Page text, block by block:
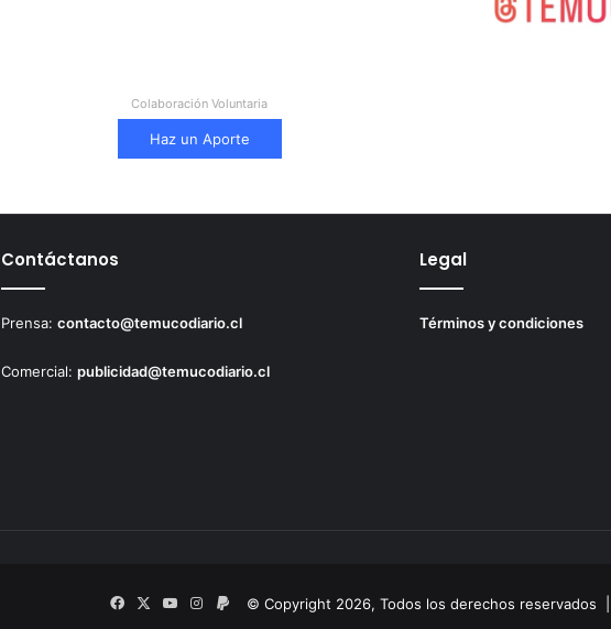
Colaboración Voluntaria
Haz un Aporte
Contáctanos
Prensa:contacto@temucodiario.cl
Comercial:publicidad@temucodiario.cl
Legal
Términos y condiciones
© Copyright 2026, Todos los derechos reservados |
FacebookYouTubeInstagram
PayPal